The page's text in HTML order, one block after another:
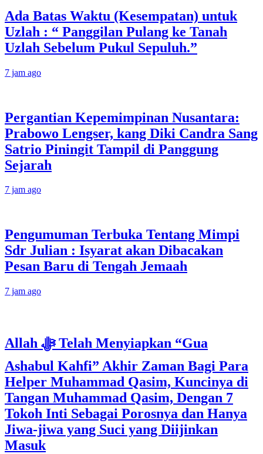
Ada Batas Waktu (Kesempatan) untuk
Uzlah : “ Panggilan Pulang ke Tanah
Uzlah Sebelum Pukul Sepuluh.”
7 jam ago
Pergantian Kepemimpinan Nusantara:
Prabowo Lengser, kang Diki Candra Sang
Satrio Piningit Tampil di Panggung
Sejarah
7 jam ago
Pengumuman Terbuka Tentang Mimpi
Sdr Julian : Isyarat akan Dibacakan
Pesan Baru di Tengah Jemaah
7 jam ago
Allah ﷻ Telah Menyiapkan “Gua
Ashabul Kahfi” Akhir Zaman Bagi Para
Helper Muhammad Qasim, Kuncinya di
Tangan Muhammad Qasim, Dengan 7
Tokoh Inti Sebagai Porosnya dan Hanya
Jiwa-jiwa yang Suci yang Diijinkan
Masuk